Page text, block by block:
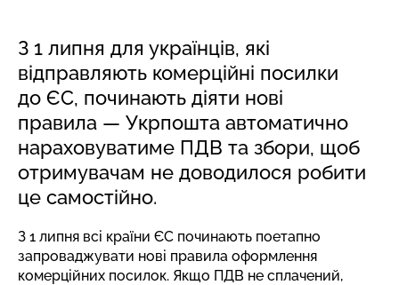
З 1 липня для українців, які
відправляють комерційні посилки
до ЄС, починають діяти нові
правила — Укрпошта автоматично
нараховуватиме ПДВ та збори, щоб
отримувачам не доводилося робити
це самостійно.
З 1 липня всі країни ЄС починають поетапно
запроваджувати нові правила оформлення
комерційних посилок. Якщо ПДВ не сплачений,